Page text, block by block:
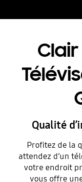
Qualité
Profitez de la
attendez d’un
votre endroit
vous offre